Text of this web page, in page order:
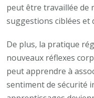
peut être travaillée de
suggestions ciblées et
De plus, la pratique
nouveaux réflexes
peut apprendre à
sentiment de sécurité